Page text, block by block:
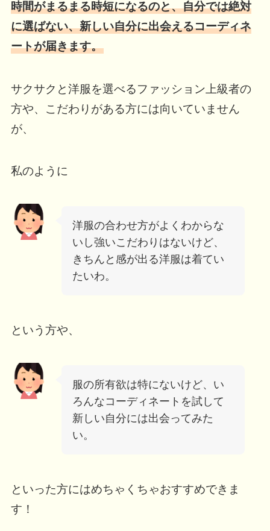
時間がまるまる時短になるのと、自分では絶対
に選ばない、新しい自分に出会えるコーディネ
ートが届きます。
サクサクと洋服を選べるファッション上級者の
方や、こだわりがある方には向いていません
が、
私のように
洋服の合わせ方がよくわからな
いし強いこだわりはないけど、
きちんと感が出る洋服は着てい
たいわ。
という方や、
服の所有欲は特にないけど、い
ろんなコーディネートを試して
新しい自分には出会ってみた
い。
といった方にはめちゃくちゃおすすめできま
す！